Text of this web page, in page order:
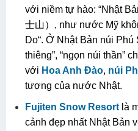
với niềm tự hào: “Nhật
士山）, như nước Mỹ
Do“. Ở Nhật Bản núi Phú
thiêng”, “ngọn núi thần”
với Hoa Anh Đào, núi
tượng của nước Nhật.
Fujiten Snow Resortlà
cảnh đẹp nhất Nhật Bản